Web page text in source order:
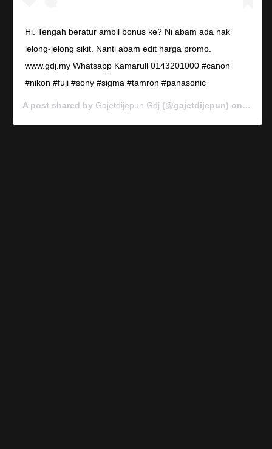
Hi. Tengah beratur ambil bonus ke? Ni abam ada nak
lelong-lelong sikit. Nanti abam edit harga promo.
www.gdj.my Whatsapp Kamarull 0143201000 #canon
#nikon #fuji #sony #sigma #tamron #panasonic
A post shared by Gajetdijepun Gdj (@gajetdijepun) on Jan 7,